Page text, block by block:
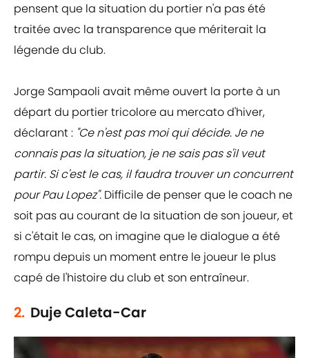
pensent que la situation du portier n'a pas été
traitée avec la transparence que mériterait la
légende du club.
Jorge Sampaoli avait même ouvert la porte à un
départ du portier tricolore au mercato d'hiver,
déclarant : "Ce n'est pas moi qui décide. Je ne
connais pas la situation, je ne sais pas s'il veut
partir. Si c'est le cas, il faudra trouver un concurrent
pour Pau Lopez". Difficile de penser que le coach ne
soit pas au courant de la situation de son joueur, et
si c'était le cas, on imagine que le dialogue a été
rompu depuis un moment entre le joueur le plus
capé de l'histoire du club et son entraîneur.
2. Duje Caleta-Car